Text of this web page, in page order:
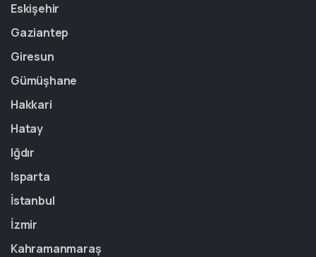
Eskişehir
Gaziantep
Giresun
Gümüşhane
Hakkari
Hatay
Iğdır
Isparta
İstanbul
İzmir
Kahramanmaraş